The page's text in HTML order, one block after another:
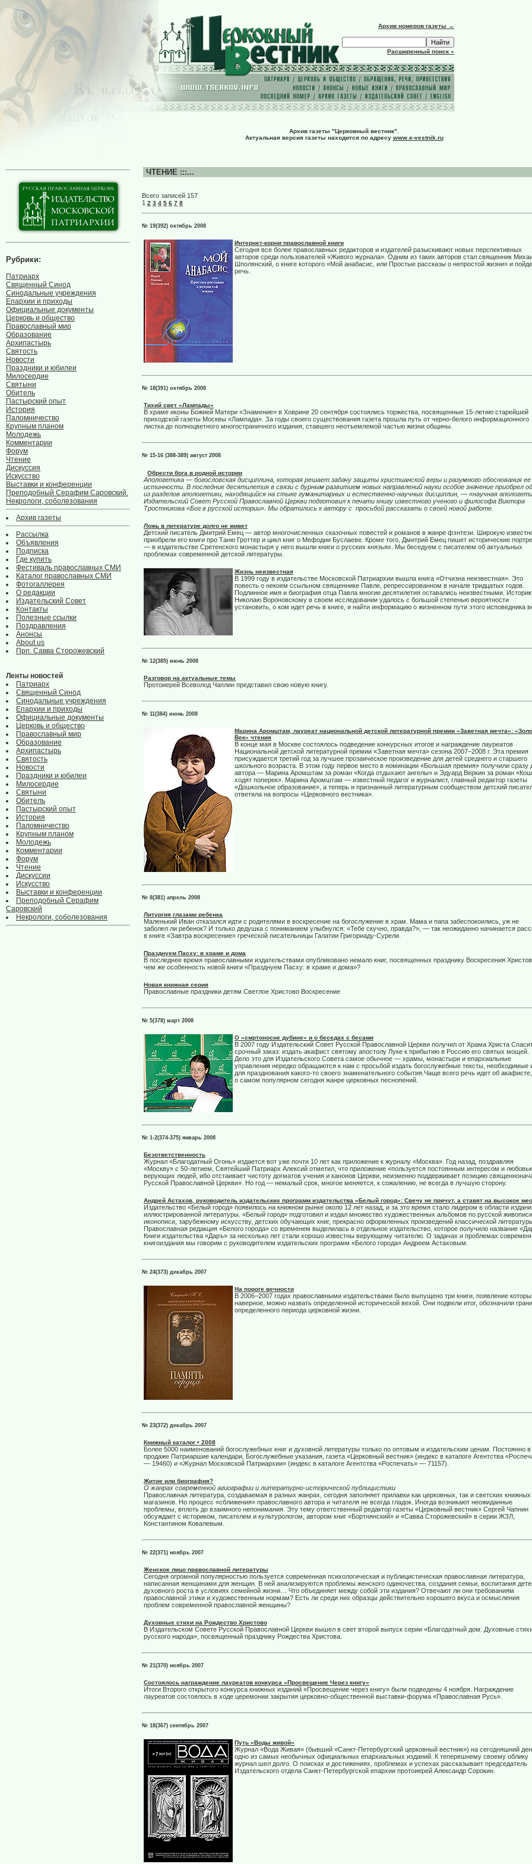
Архив номеров газеты →
Расширенный поиск »
Архив газеты "Церковный вестник".
Актуальная версия газеты находится по адресу www.e-vestnik.ru
Рубрики:
Патриарх
Священный Синод
Синодальные учреждения
Епархии и приходы
Официальные документы
Церковь и общество
Православный мир
Образование
Архипастырь
Святость
Новости
Праздники и юбилеи
Милосердие
Святыни
Обитель
Пастырский опыт
История
Паломничество
Крупным планом
Молодежь
Комментарии
Форум
Чтение
Дискуссия
Искусство
Выставки и конференции
Преподобный Серафим Саровский.
Некрологи, соболезования
Архив газеты
Рассылка
Объявления
Подписка
Где купить
Фестиваль православных СМИ
Каталог православных СМИ
Фотогаллерея
О редакции
Издательский Совет
Контакты
Полезные ссылки
Поздравления
Анонсы
About us
Прп. Савва Сторожевский
Ленты новостей
Патриарх
Священный Синод
Синодальные учреждения
Епархии и приходы
Официальные документы
Церковь и общество
Православный мир
Образование
Архипастырь
Святость
Новости
Праздники и юбилеи
Милосердие
Святыни
Обитель
Пастырский опыт
История
Паломничество
Крупным планом
Молодежь
Комментарии
Форум
Чтение
Дискуссии
Искусство
Выставки и конференции
Преподобный Серафим
Саровский
Некрологи, соболезования
ЧТЕНИЕ :::...
Всего записей 157
1 2 3 4 5 6 7 8
№ 19(392) октябрь 2008
Интернет-корни православной книги
Сегодня все более православных редакторов и издателей разыскивают новых перспективных
авторов среди пользователей «Живого журнала». Одним из таких авторов стал священник
Шполянский, о книге которого «Мой анабасис, или Простые рассказы о непростой жизни» и
речь.
№ 18(391) октябрь 2008
Тихий свет «Лампады»
В храме иконы Божией Матери «Знамение» в Ховрине 20 сентября состоялись торжества, посвященные 15-летию старейшей
приходской газеты Москвы «Лампада». За годы своего существования газета прошла путь от черно-белого информационного
листка до полноцветного многостраничного издания, ставшего неотъемлемой частью жизни общины.
№ 15-16 (388-389) август 2008
Обрести бога в родной истории
Апологетика — богословская дисциплина, которая решает задачу защиты христианской веры и разумного обоснования ее
истинности. В последние десятилетия в связи с бурным развитием новых направлений науки особое значение приобрел
из разделов апологетики, находящийся на стыке гуманитарных и естественно-научных дисциплин, — «научная
Издательский Совет Русской Православной Церкви подготовил к печати книгу известного ученого и философа Виктора
Тростникова «Бог в русской истории». Мы обратились к автору с просьбой рассказать о своей новой работе.
Ложь в литературе долго не живет
Детский писатель Дмитрий Емец — автор многочисленных сказочных повестей и романов в жанре фэнтези. Широкую
приобрели его книги про Таню Гроттер и цикл книг о Мефодии Буслаеве. Кроме того, Дмитрий Емец пишет исторические
— в издательстве Сретенского монастыря у него вышли книги о русских князьях. Мы беседуем с писателем об актуальных
проблемах современной детской литературы.
Жизнь неизвестная
В 1999 году в издательстве Московской Патриархии вышла книга «Отчизна неизвестная». Это
повесть о некоем ссыльном священнике Павле, репрессированном в начале тридцатых годов.
Подлинное имя и биография отца Павла многие десятилетия оставались неизвестными.
Николаю Вороновскому в своем исследовании удалось с большой степенью вероятности
установить, о ком идет речь в книге, и найти информацию о жизненном пути этого исповедника
№ 12(385) июнь 2008
Разговор на актуальные темы
Протоиерей Всеволод Чаплин представил свою новую книгу.
№ 11(384) июнь 2008
Марина Аромштам, лауреат национальной детской литературной премии «Заветная мечта»:
Век» чтения
В конце мая в Москве состоялось подведение конкурсных итогов и награждение лауреатов
Национальной детской литературной премии «Заветная мечта» сезона 2007–2008 г. Эта премия
присуждается третий год за лучшее прозаическое произведение для детей среднего и старшего
школьного возраста. В этом году первое место в номинации «Большая премия» получили сразу
автора — Марина Аромштам за роман «Когда отдыхают ангелы» и Эдуард Веркин за роман
ходят поперек». Марина Аромштам — известный педагог и журналист, главный редактор газеты
«Дошкольное образование», а теперь и признанный литературным сообществом детский
ответила на вопросы «Церковного вестника».
№ 8(381) апрель 2008
Литургия глазами ребенка
Маленький Иван отказался идти с родителями в воскресение на богослужение в храм. Мама и папа забеспокоились, уж не
заболел ли ребенок? И только дедушка с пониманием улыбнулся: «Тебе скучно, правда?», — так неожиданно начинается
в книге «Завтра воскресение» греческой писательницы Галатии Григориаду-Сурели.
Празднуем Пасху: в храме и дома
В последнее время православными издательствами опубликовано немало книг, посвященных празднику Воскресения
чем же особенность новой книги «Празднуем Пасху: в храме и дома»?
Новая книжная серия
Православные праздники детям Светлое Христово Воскресение
№ 5(378) март 2008
О «смртоносне дубине» и о беседах с бесами
В 2007 году Издательский Совет Русской Православной Церкви получил от Храма Христа
срочный заказ: издать акафист святому апостолу Луке к прибытию в Россию его святых мощей.
Дело это для Издательского Совета самое обычное — храмы, монастыри и епархиальные
управления нередко обращаются к нам с просьбой издать богослужебные тексты, необходимые
для празднования какого-то своего знаменательного события.Чаще всего речь идет об
о самом популярном сегодня жанре церковных песнопений.
№ 1-2(374-375) январь 2008
Безответственность
Журнал «Благодатный Огонь» издается вот уже почти 10 лет как приложение к журналу «Москва». Год назад, поздравляя
«Москву» с 50-летием, Святейший Патриарх Алексий отметил, что приложение «пользуется постоянным интересом и
верующих людей, ибо отстаивает чистоту догматов учения и канонов Церкви, неизменно поддерживает позицию
Русской Православной Церкви». Но год — немалый срок, многое меняется, к сожалению, не всегда в лучшую сторону.
Андрей Астахов, руководитель издательских программ издательства «Белый город»: Свечу не прячут, а ставят на высокое
Издательство «Белый город» появилось на книжном рынке около 12 лет назад, и за это время стало лидером в области
иллюстрированной литературы. «Белый город» подготовил и издал множество художественных альбомов по русской живописи,
иконописи, зарубежному искусству, детских обучающих книг, прекрасно оформленных произведений классической
Православная редакция «Белого города» со временем выделилась в отдельное издательство, которое получило название
Книги издательства «Даръ» за несколько лет стали хорошо известны верующему читателю. О задачах и проблемах
книгоиздания мы говорим с руководителем издательских программ «Белого города» Андреем Астаховым.
№ 24(373) декабрь 2007
На пороге вечности
В 2006–2007 годах православными издательствами было выпущено три книги, появление
наверное, можно назвать определенной исторической вехой. Они подвели итог, обозначили
определенного периода церковной жизни.
№ 23(372) декабрь 2007
Книжный каталог • 2008
Более 5000 наименований богослужебных книг и духовной литературы только по оптовым и издательским ценам. Постоянно в
продаже Патриаршие календари, Богослужебные указания, газета «Церковный вестник» (индекс в каталоге Агентства
— 19460) и «Журнал Московской Патриархии» (индекс в каталоге Агентства «Роспечать» — 71157).
Житие или биография?
О жанрах современной агиографии и литературно-исторической публицистики
Православная литература, создаваемая в разных жанрах, сегодня заполняет прилавки как церковных, так и светских книжных
магазинов. Но процесс «сближения» православного автора и читателя не всегда гладок. Иногда возникают неожиданные
проблемы, вплоть до взаимного непонимания. Эту тему ответственный редактор газеты «Церковный вестник» Сергей Чапнин
обсуждает с историком, писателем и культурологом, автором книг «Бортнянский» и «Савва Сторожевский» в серии ЖЗЛ,
Константином Ковалевым.
№ 22(371) ноябрь 2007
Женское лицо православной литературы
Сегодня огромной популярностью пользуется современная психологическая и публицистическая православная литература,
написанная женщинами для женщин. В ней анализируются проблемы женского одиночества, создания семьи, воспитания
духовного роста в условиях семейной жизни… Что объединяет между собой эти издания? Отвечают ли они требованиям
православной этики и художественным нормам? Есть ли среди них образцы действительно хорошего вкуса и осмысления
проблем современной православной женщины?
Духовные стихи на Рождество Христово
В Издательском Совете Русской Православной Церкви вышел в свет второй выпуск серии «Благодатный дом: Духовные
русского народа», посвященный празднику Рождества Христова.
№ 21(370) ноябрь 2007
Cостоялось награждение лауреатов конкурса «Просвещение Через книгу»
Итоги Второго открытого конкурса книжных изданий «Просвещение через книгу» были подведены 4 ноября. Награждение
лауреатов состоялось в ходе церемонии закрытия церковно-общественной выставки-форума «Православная Русь».
№ 18(367) сентябрь 2007
Путь «Воды живой»
Журнал «Вода Живая» (бывший «Санкт-Петербургский церковный вестник») на сегодняшний
одно из самых необычных официальных епархиальных изданий. К теперешнему своему облику
журнал шел долго. О поисках и достижениях, проблемах и успехах рассказывает председатель
Издательского отдела Санкт-Петербургской епархии протоиерей Александр Сорокин.